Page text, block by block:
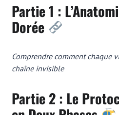
Partie 1 :
Dorée
Comprendre comment chaque
chaîne invisible
Partie 2 : Le